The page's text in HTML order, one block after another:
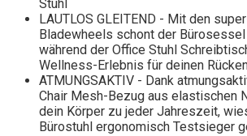
Stuhl
LAUTLOS GLEITEND - Mit den
Bladewheels schont der
während der Office Stuhl
Wellness-Erlebnis für deinen
ATMUNGSAKTIV - Dank
Chair Mesh-Bezug aus elastischen
dein Körper zu jeder Jahreszeit,
Bürostuhl ergonomisch Testsieger